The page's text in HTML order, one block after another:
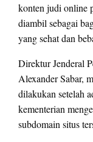
konten judi online
diambil sebagai
yang sehat dan
Direktur Jenderal
Alexander Sabar,
dilakukan setelah
kementerian
subdomain situs